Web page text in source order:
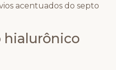
acentuados do septo
hialurônico